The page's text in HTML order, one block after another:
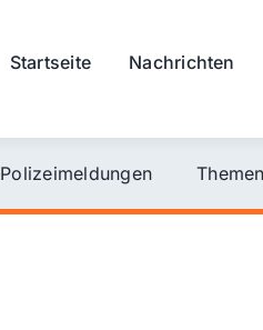
Startseite Nachrichten
Polizeimeldungen